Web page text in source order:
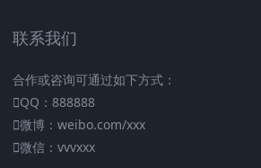
联系我们
合作或咨询可通过如下方式：
QQ：888888
微博：weibo.com/xxx
微信：vvvxxx